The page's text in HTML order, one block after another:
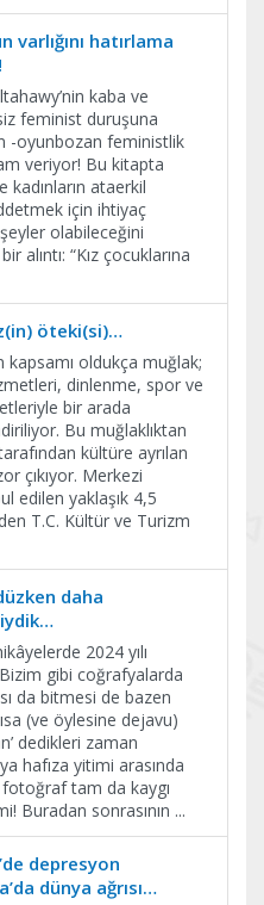
varlığını hatırlama
kaba ve
feminist duruşuna
-oyunbozan feministlik
veriyor! Bu kitapta
kadınların ataerkil
için ihtiyaç
olabileceğini
alıntı: “Kız çocuklarına
öteki(si)…
kapsamı oldukça muğlak;
dinlenme, spor ve
bir arada
Bu muğlaklıktan
kültüre ayrılan
çıkıyor. Merkezi
edilen yaklaşık 4,5
T.C. Kültür ve Turizm
daha
2024 yılı
gibi coğrafyalarda
da bitmesi de bazen
(ve öylesine dejavu)
dedikleri zaman
hafıza yitimi arasında
tam da kaygı
Buradan sonrasının ...
depresyon
dünya ağrısı…